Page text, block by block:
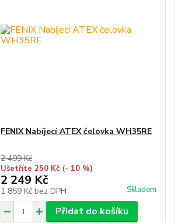
FENIX Nabíjecí ATEX čelovka WH35RE
2 499 Kč
Ušetříte 250 Kč (- 10 %)
2 249 Kč
1 859 Kč bez DPH Skladem
Přidat do košíku